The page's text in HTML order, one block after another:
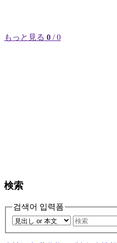
もっと見る 0 / 0
検索
검색어 입력폼